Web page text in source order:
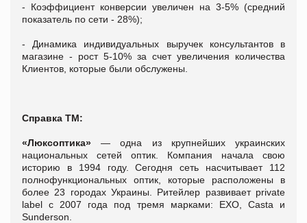
- Коэффициент конверсии увеличен на 3-5% (средний
показатель по сети - 28%);
- Динамика индивидуальных выручек консультантов в
магазине - рост 5-10% за счет увеличения количества
Клиентов, которые были обслужены.
Справка ТМ:
«Люксоптика» — одна из крупнейших украинских
национальных сетей оптик. Компания начала свою
историю в 1994 году. Сегодня сеть насчитывает 112
полнофункциональных оптик, которые расположены в
более 23 городах Украины. Ритейлер развивает private
label с 2007 года под тремя марками: EXO, Casta и
Sunderson.